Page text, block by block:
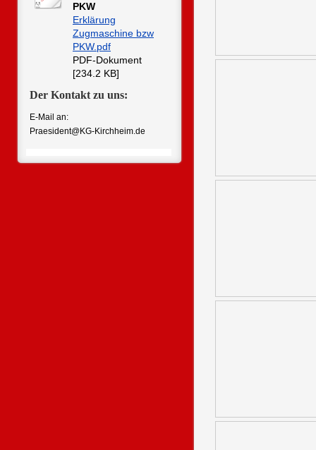
PKW
Erklärung
Zugmaschine bzw
PKW.pdf
PDF-Dokument
[234.2 KB]
Der Kontakt zu uns:
E-Mail an:
Praesident@KG-Kirchheim.de